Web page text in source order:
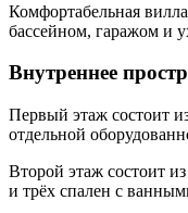
Комфортабельная
бассейном, гаражом и
Внутреннее
Первый этаж состоит
отдельной
Второй этаж состоит
и трёх спален с